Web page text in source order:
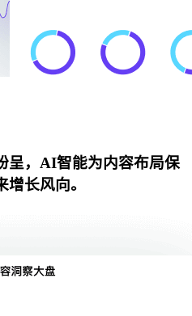
呈，AI智能为内容布局保
长风向。